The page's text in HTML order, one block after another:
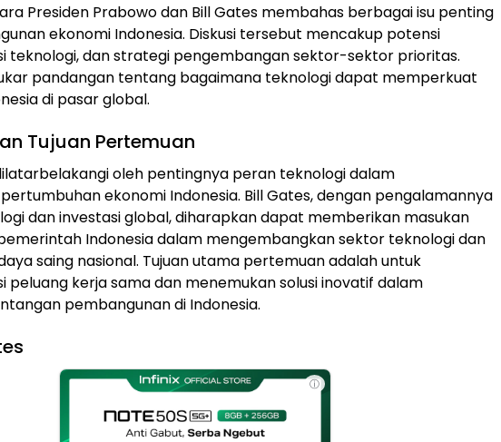
Presiden Prabowo dan Bill Gates membahas berbagai isu penting
ekonomi Indonesia. Diskusi tersebut mencakup potensi
teknologi, dan strategi pengembangan sektor-sektor prioritas.
pandangan tentang bagaimana teknologi dapat memperkuat
di pasar global.
Tujuan Pertemuan
oleh pentingnya peran teknologi dalam
ekonomi Indonesia. Bill Gates, dengan pengalamannya
dan investasi global, diharapkan dapat memberikan masukan
Indonesia dalam mengembangkan sektor teknologi dan
saing nasional. Tujuan utama pertemuan adalah untuk
peluang kerja sama dan menemukan solusi inovatif dalam
pembangunan di Indonesia.
ⓘ